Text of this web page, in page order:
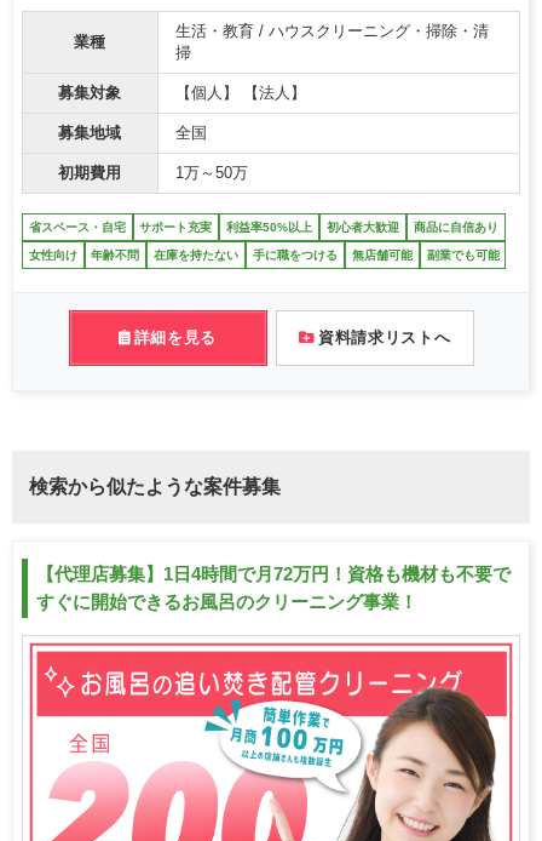
業種
生活・教育 / ハウスクリーニング・掃除・清
掃
募集対象 【個人】 【法人】
募集地域 全国
初期費用 1万～50万
省スペース・自宅 サポート充実 利益率50%以上 初心者大歓迎 商品に自信あり
女性向け 年齢不問 在庫を持たない 手に職をつける 無店舗可能 副業でも可能
詳細を見る 資料請求リストへ
検索から似たような案件募集
【代理店募集】1日4時間で月72万円！資格も機材も不要で
すぐに開始できるお風呂のクリーニング事業！